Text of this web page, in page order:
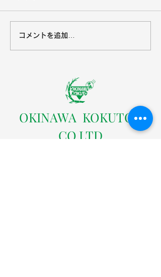
沖縄黒糖８月の営業カレ
コメントを追加…
​OKINAWA KOKUTOU
CO.LTD